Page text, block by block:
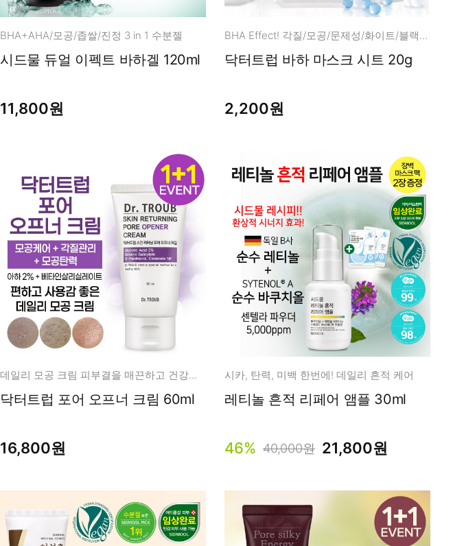
BHA+AHA/모공/좁쌀/진정 3 in 1 수분젤
시드물 듀얼 이펙트 바하겔 120ml
11,800원
BHA Effect! 각질/모공/문제성/화이트/블랙/헤드
닥터트럽 바하 마스크 시트 20g
2,200원
데일리 모공 크림 피부결을 매끈하고 건강하게
닥터트럽 포어 오프너 크림 60ml
16,800원
시카, 탄력, 미백 한번에! 데일리 흔적 케어
레티놀 흔적 리페어 앰플 30ml
46% 40,000원 21,800원